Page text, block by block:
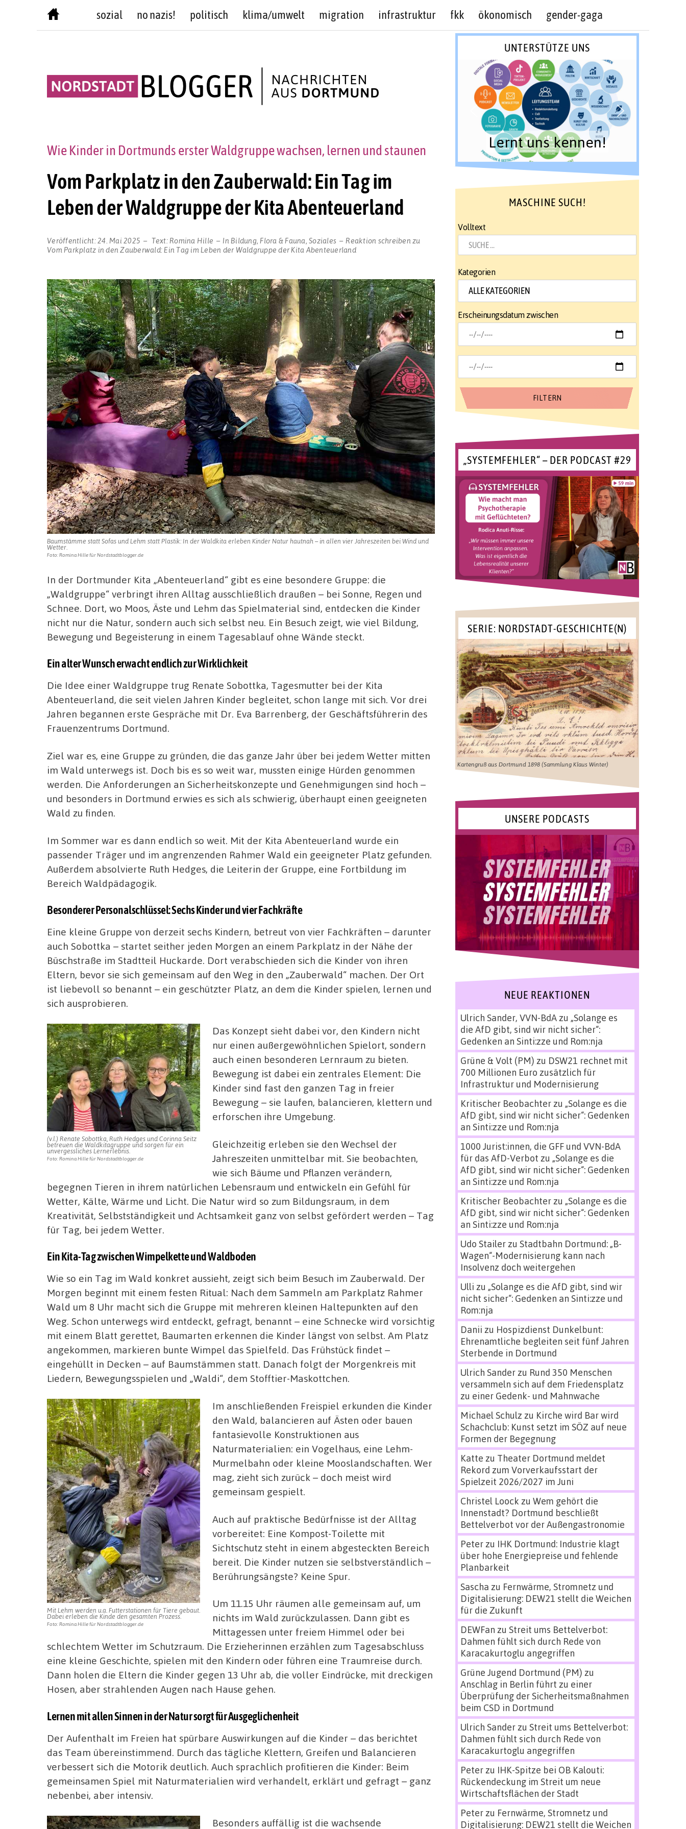
sozial no nazis! politisch klima/umwelt migration infrastruktur fkk ökonomisch gender-gaga
Vom Parkplatz in den Zauberwald: Ein Tag im
Leben der Waldgruppe der Kita Abenteuerland
Wie Kinder in Dortmunds erster Waldgruppe wachsen, lernen und staunen
Veröffentlicht: 24. Mai 2025 Text: Romina Hille In Bildung Flora & Fauna Soziales Reaktion schreiben zu
Vom Parkplatz in den Zauberwald: Ein Tag im Leben der Waldgruppe der Kita Abenteuerland
Baumstämme statt Sofas und Lehm statt Plastik: In der Waldkita erleben Kinder Natur hautnah – in allen vier Jahreszeiten bei Wind und
Wetter.
Foto: Romina Hille für Nordstadtblogger.de
In der Dortmunder Kita „Abenteuerland“ gibt es eine besondere Gruppe: die
„Waldgruppe“ verbringt ihren Alltag ausschließlich draußen – bei Sonne, Regen und
Schnee. Dort, wo Moos, Äste und Lehm das Spielmaterial sind, entdecken die Kinder
nicht nur die Natur, sondern auch sich selbst neu. Ein Besuch zeigt, wie viel Bildung,
Bewegung und Begeisterung in einem Tagesablauf ohne Wände steckt.
Ein alter Wunsch erwacht endlich zur Wirklichkeit
Die Idee einer Waldgruppe trug Renate Sobottka, Tagesmutter bei der Kita
Abenteuerland, die seit vielen Jahren Kinder begleitet, schon lange mit sich. Vor drei
Jahren begannen erste Gespräche mit Dr. Eva Barrenberg, der Geschäftsführerin des
Frauenzentrums Dortmund.
Ziel war es, eine Gruppe zu gründen, die das ganze Jahr über bei jedem Wetter mitten
im Wald unterwegs ist. Doch bis es so weit war, mussten einige Hürden genommen
werden. Die Anforderungen an Sicherheitskonzepte und Genehmigungen sind hoch –
und besonders in Dortmund erwies es sich als schwierig, überhaupt einen geeigneten
Wald zu finden.
Im Sommer war es dann endlich so weit. Mit der Kita Abenteuerland wurde ein
passender Träger und im angrenzenden Rahmer Wald ein geeigneter Platz gefunden.
Außerdem absolvierte Ruth Hedges, die Leiterin der Gruppe, eine Fortbildung im
Bereich Waldpädagogik.
Besonderer Personalschlüssel: Sechs Kinder und vier Fachkräfte
Eine kleine Gruppe von derzeit sechs Kindern, betreut von vier Fachkräften – darunter
auch Sobottka – startet seither jeden Morgen an einem Parkplatz in der Nähe der
Büschstraße im Stadtteil Huckarde. Dort verabschieden sich die Kinder von ihren
Eltern, bevor sie sich gemeinsam auf den Weg in den „Zauberwald“ machen. Der Ort
ist liebevoll so benannt – ein geschützter Platz, an dem die Kinder spielen, lernen und
sich ausprobieren.
(v.l.) Renate Sobottka, Ruth Hedges und Corinna Seitz
betreuen die Waldkitagruppe und sorgen für ein
unvergessliches Lernerlebnis.
Foto: Romina Hille für Nordstadtblogger.de
Das Konzept sieht dabei vor, den Kindern nicht
nur einen außergewöhnlichen Spielort, sondern
auch einen besonderen Lernraum zu bieten.
Bewegung ist dabei ein zentrales Element: Die
Kinder sind fast den ganzen Tag in freier
Bewegung – sie laufen, balancieren, klettern und
erforschen ihre Umgebung.
Gleichzeitig erleben sie den Wechsel der
Jahreszeiten unmittelbar mit. Sie beobachten,
wie sich Bäume und Pflanzen verändern,
begegnen Tieren in ihrem natürlichen Lebensraum und entwickeln ein Gefühl für
Wetter, Kälte, Wärme und Licht. Die Natur wird so zum Bildungsraum, in dem
Kreativität, Selbstständigkeit und Achtsamkeit ganz von selbst gefördert werden – Tag
für Tag, bei jedem Wetter.
Ein Kita-Tag zwischen Wimpelkette und Waldboden
Wie so ein Tag im Wald konkret aussieht, zeigt sich beim Besuch im Zauberwald. Der
Morgen beginnt mit einem festen Ritual: Nach dem Sammeln am Parkplatz Rahmer
Wald um 8 Uhr macht sich die Gruppe mit mehreren kleinen Haltepunkten auf den
Weg. Schon unterwegs wird entdeckt, gefragt, benannt – eine Schnecke wird vorsichtig
mit einem Blatt gerettet, Baumarten erkennen die Kinder längst von selbst. Am Platz
angekommen, markieren bunte Wimpel das Spielfeld. Das Frühstück findet –
eingehüllt in Decken – auf Baumstämmen statt. Danach folgt der Morgenkreis mit
Liedern, Bewegungsspielen und „Waldi“, dem Stofftier-Maskottchen.
Mit Lehm werden u.a. Futterstationen für Tiere gebaut.
Dabei erleben die Kinde den gesamten Prozess.
Foto: Romina Hille für Nordstadtblogger.de
Im anschließenden Freispiel erkunden die Kinder
den Wald, balancieren auf Ästen oder bauen
fantasievolle Konstruktionen aus
Naturmaterialien: ein Vogelhaus, eine Lehm-
Murmelbahn oder kleine Mooslandschaften. Wer
mag, zieht sich zurück – doch meist wird
gemeinsam gespielt.
Auch auf praktische Bedürfnisse ist der Alltag
vorbereitet: Eine Kompost-Toilette mit
Sichtschutz steht in einem abgesteckten Bereich
bereit. Die Kinder nutzen sie selbstverständlich –
Berührungsängste? Keine Spur.
Um 11.15 Uhr räumen alle gemeinsam auf, um
nichts im Wald zurückzulassen. Dann gibt es
Mittagessen unter freiem Himmel oder bei
schlechtem Wetter im Schutzraum. Die Erzieherinnen erzählen zum Tagesabschluss
eine kleine Geschichte, spielen mit den Kindern oder führen eine Traumreise durch.
Dann holen die Eltern die Kinder gegen 13 Uhr ab, die voller Eindrücke, mit dreckigen
Hosen, aber strahlenden Augen nach Hause gehen.
Lernen mit allen Sinnen in der Natur sorgt für Ausgeglichenheit
Der Aufenthalt im Freien hat spürbare Auswirkungen auf die Kinder – das berichtet
das Team übereinstimmend. Durch das tägliche Klettern, Greifen und Balancieren
verbessert sich die Motorik deutlich. Auch sprachlich profitieren die Kinder: Beim
gemeinsamen Spiel mit Naturmaterialien wird verhandelt, erklärt und gefragt – ganz
nebenbei, aber intensiv.
Besonders auffällig ist die wachsende
UNTERSTÜTZE UNS
Lernt uns kennen!
MASCHINE SUCH!
Volltext
Kategorien
Erscheinungsdatum zwischen
„SYSTEMFEHLER“ – DER PODCAST #29
SERIE: NORDSTADT-GESCHICHTE(N)
Kartengruß aus Dortmund 1898 (Sammlung Klaus Winter)
UNSERE PODCASTS
NEUE REAKTIONEN
Ulrich Sander, VVN-BdAzu „Solange es
die AfD gibt, sind wir nicht sicher“:
Gedenken an Sinti:zze und Rom:nja
Grüne & Volt (PM) zu DSW21 rechnet mit
700 Millionen Euro zusätzlich für
Infrastruktur und Modernisierung
Kritischer Beobachterzu „Solange es die
AfD gibt, sind wir nicht sicher“: Gedenken
an Sinti:zze und Rom:nja
1000 Jurist:innen, die GFF und VVN-BdA
für das AfD-Verbot zu „Solange es die
AfD gibt, sind wir nicht sicher“: Gedenken
an Sinti:zze und Rom:nja
Kritischer Beobachterzu „Solange es die
AfD gibt, sind wir nicht sicher“: Gedenken
an Sinti:zze und Rom:nja
Udo Stailerzu Stadtbahn Dortmund: „B-
Wagen“-Modernisierung kann nach
Insolvenz doch weitergehen
Ulli zu „Solange es die AfD gibt, sind wir
nicht sicher“: Gedenken an Sinti:zze und
Rom:nja
Danii zu Hospizdienst Dunkelbunt:
Ehrenamtliche begleiten seit fünf Jahren
Sterbende in Dortmund
Ulrich Sanderzu Rund 350 Menschen
versammeln sich auf dem Friedensplatz
zu einer Gedenk- und Mahnwache
Michael Schulz zu Kirche wird Bar wird
Schachclub: Kunst setzt im SÖZ auf neue
Formen der Begegnung
Katte zu Theater Dortmund meldet
Rekord zum Vorverkaufsstart der
Spielzeit 2026/2027 im Juni
Christel Loock zu Wem gehört die
Innenstadt? Dortmund beschließt
Bettelverbot vor der Außengastronomie
Peterzu IHK Dortmund: Industrie klagt
über hohe Energiepreise und fehlende
Planbarkeit
Sascha zu Fernwärme, Stromnetz und
Digitalisierung: DEW21 stellt die Weichen
für die Zukunft
DEWFan zu Streit ums Bettelverbot:
Dahmen fühlt sich durch Rede von
Karacakurtoglu angegriffen
Grüne Jugend Dortmund (PM) zu
Anschlag in Berlin führt zu einer
Überprüfung der Sicherheitsmaßnahmen
beim CSD in Dortmund
Ulrich Sanderzu Streit ums Bettelverbot:
Dahmen fühlt sich durch Rede von
Karacakurtoglu angegriffen
Peterzu IHK-Spitze bei OB Kalouti:
Rückendeckung im Streit um neue
Wirtschaftsflächen der Stadt
Peterzu Fernwärme, Stromnetz und
Digitalisierung: DEW21 stellt die Weichen